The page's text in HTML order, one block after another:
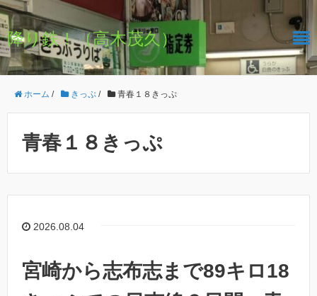
降り鉄！（高木茂久）
ホーム / きっぷ / 青春１８きっぷ
青春１８きっぷ
2026.08.04
宮崎から志布志まで89キロ18